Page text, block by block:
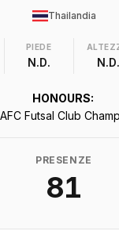
Thailandia
PIEDE
N.D. N.D.
HONOURS:
Futsal Club
PRESENZE
81